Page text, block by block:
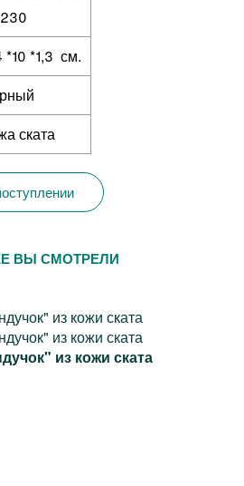
*10 *1,3 см.
ската
ВЫ СМОТРЕЛИ
из кожи ската